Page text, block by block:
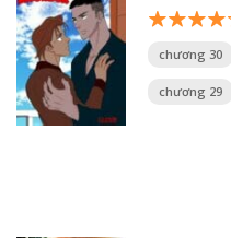
chương 30
chương 29